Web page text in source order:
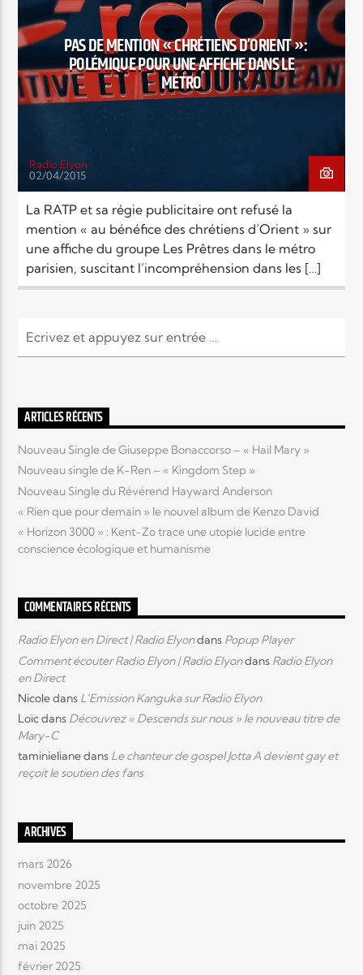
TITRE
ARTISTE
Radio Elyon
Elyon Rhema
Elyon Hits
Elyon Live
Elyon Kids
PAS DE MENTION « CHRÉTIENS D’ORIENT »:
POLÉMIQUE POUR UNE AFFICHE DANS LE
MÉTRO
Radio Elyon
02/04/2015
La RATP et sa régie publicitaire ont refusé la
mention « au bénéfice des chrétiens d’Orient » sur
une affiche du groupe Les Prêtres dans le métro
parisien, suscitant l’incompréhension dans les […]
ARTICLES RÉCENTS
Nouveau Single de Giuseppe Bonaccorso – « Hail Mary »
Nouveau single de K-Ren – « Kingdom Step »
Nouveau Single du Révérend Hayward Anderson
« Rien que pour demain » le nouvel album de Kenzo David
« Horizon 3000 » : Kent-Zo trace une utopie lucide entre
conscience écologique et humanisme
COMMENTAIRES RÉCENTS
Radio Elyon en Direct | Radio Elyondans Popup Player
Comment écouter Radio Elyon | Radio Elyondans Radio Elyon
en Direct
Nicoledans L’Emission Kanguka sur Radio Elyon
Loïcdans Découvrez « Descends sur nous » le nouveau titre de
Mary-C
taminielianedans Le chanteur de gospel Jotta A devient gay et
reçoit le soutien des fans
ARCHIVES
mars 2026
novembre 2025
octobre 2025
juin 2025
mai 2025
février 2025